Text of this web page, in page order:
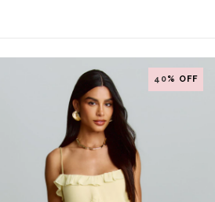
40% OFF